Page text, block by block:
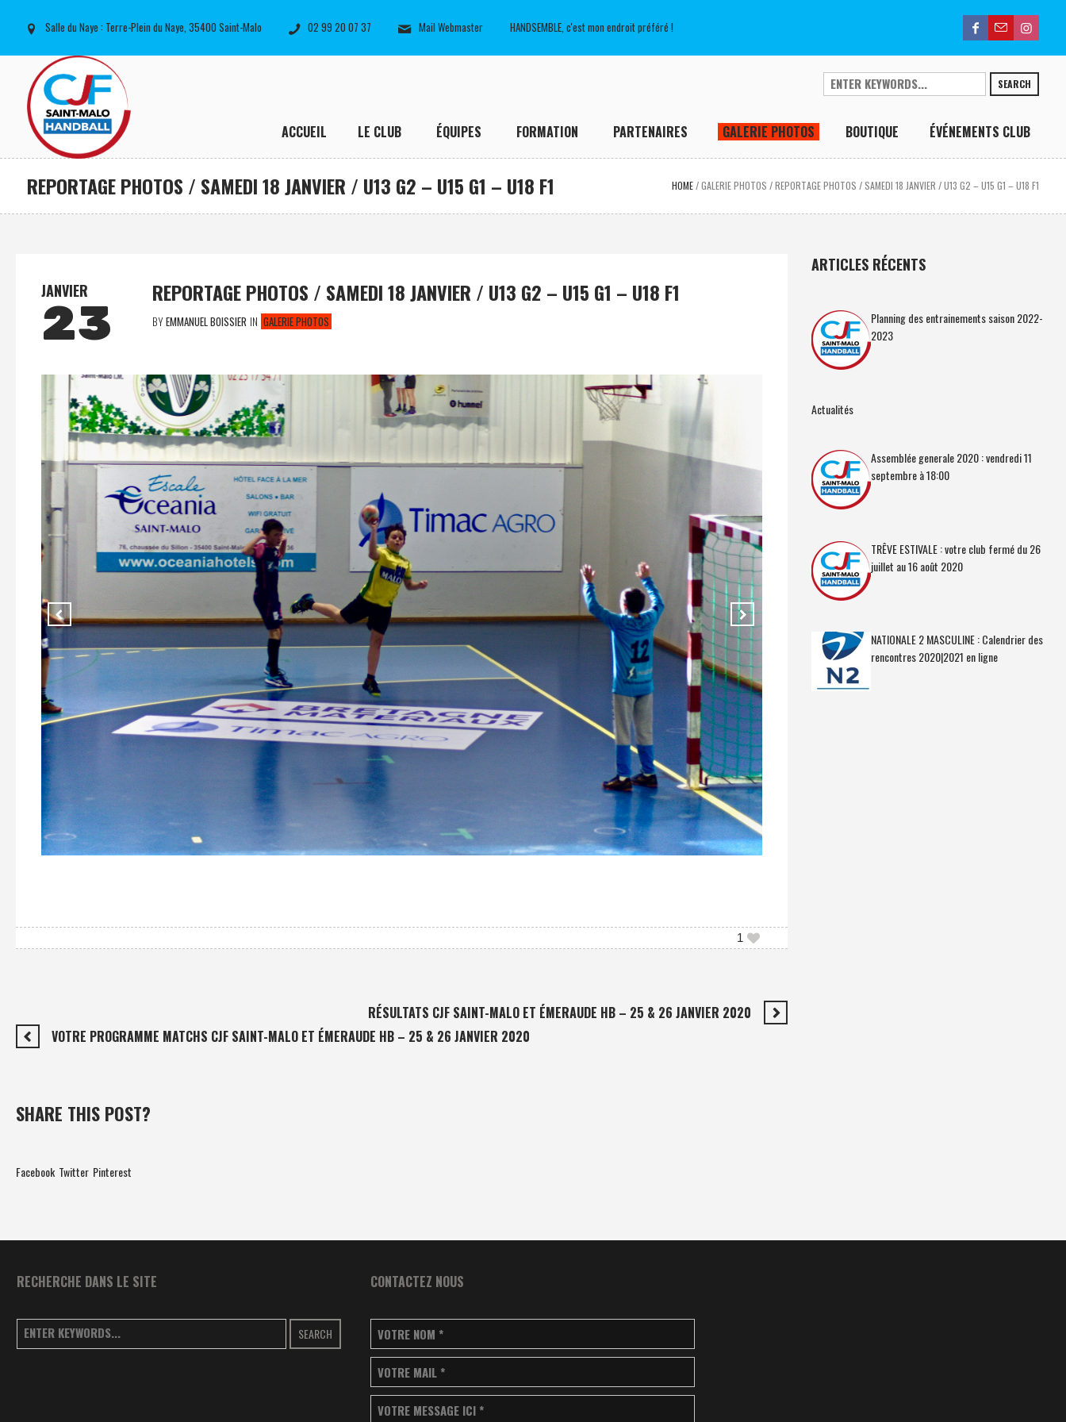
Salle du Naye : Terre-Plein du Naye, 35400 Saint-Malo 02 99 20 07 37 Mail Webmaster HANDSEMBLE, c'est mon endroit préféré !
SEARCH
ACCUEIL LE CLUB ÉQUIPES FORMATION PARTENAIRES GALERIE PHOTOS BOUTIQUE ÉVÉNEMENTS CLUB
REPORTAGE PHOTOS / SAMEDI 18 JANVIER / U13 G2 – U15 G1 – U18 F1 HOME /GALERIE PHOTOS /REPORTAGE PHOTOS / SAMEDI 18 JANVIER / U13 G2 – U15 G1 – U18 F1
JANVIER
23
REPORTAGE PHOTOS / SAMEDI 18 JANVIER / U13 G2 – U15 G1 – U18 F1
BYEMMANUEL BOISSIER IN GALERIE PHOTOS
1
RÉSULTATS CJF SAINT-MALO ET ÉMERAUDE HB – 25 & 26 JANVIER 2020
VOTRE PROGRAMME MATCHS CJF SAINT-MALO ET ÉMERAUDE HB – 25 & 26 JANVIER 2020
SHARE THIS POST?
Facebook Twitter Pinterest
ARTICLES RÉCENTS
Planning des entrainements saison 2022-
2023
Actualités
Assemblée generale 2020 : vendredi 11
septembre à 18:00
TRÊVE ESTIVALE : votre club fermé du 26
juillet au 16 août 2020
NATIONALE 2 MASCULINE : Calendrier des
rencontres 2020|2021 en ligne
RECHERCHE DANS LE SITE
SEARCH
CONTACTEZ NOUS
VOTRE NOM *
VOTRE MAIL *
VOTRE MESSAGE ICI *